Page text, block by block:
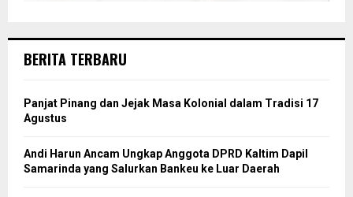
BERITA TERBARU
Panjat Pinang dan Jejak Masa Kolonial dalam Tradisi 17
Agustus
Andi Harun Ancam Ungkap Anggota DPRD Kaltim Dapil
Samarinda yang Salurkan Bankeu ke Luar Daerah